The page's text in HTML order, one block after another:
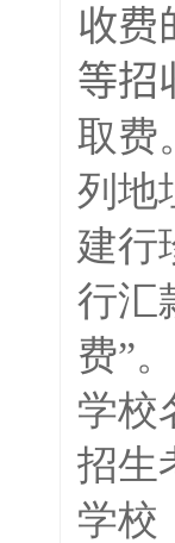
收费
等招
取费
列地
建行
行汇
费”
学校
招生
学校